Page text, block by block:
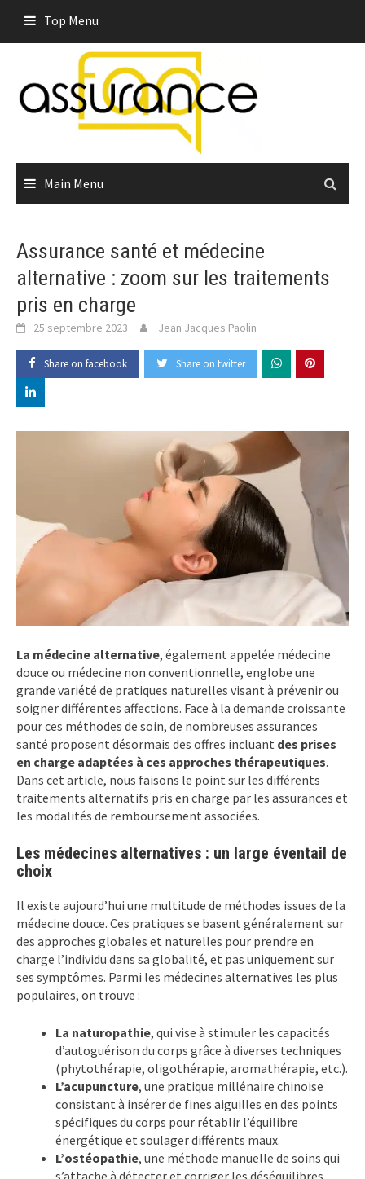
content
Top Menu
Main Menu
Assurance santé et médecine
alternative : zoom sur les traitements
pris en charge
25 septembre 2023 Jean Jacques Paolin
Share on facebook Share on twitter
La médecine alternative, également appelée médecine
douce ou médecine non conventionnelle, englobe une
grande variété de pratiques naturelles visant à prévenir ou
soigner différentes affections. Face à la demande croissante
pour ces méthodes de soin, de nombreuses assurances
santé proposent désormais des offres incluant des prises
en charge adaptées à ces approches thérapeutiques.
Dans cet article, nous faisons le point sur les différents
traitements alternatifs pris en charge par les assurances et
les modalités de remboursement associées.
Les médecines alternatives : un large éventail de
choix
Il existe aujourd’hui une multitude de méthodes issues de la
médecine douce. Ces pratiques se basent généralement sur
des approches globales et naturelles pour prendre en
charge l’individu dans sa globalité, et pas uniquement sur
ses symptômes. Parmi les médecines alternatives les plus
populaires, on trouve :
La naturopathie, qui vise à stimuler les capacités
d’autoguérison du corps grâce à diverses techniques
(phytothérapie, oligothérapie, aromathérapie, etc.).
L’acupuncture, une pratique millénaire chinoise
consistant à insérer de fines aiguilles en des points
spécifiques du corps pour rétablir l’équilibre
énergétique et soulager différents maux.
L’ostéopathie, une méthode manuelle de soins qui
s’attache à détecter et corriger les déséquilibres